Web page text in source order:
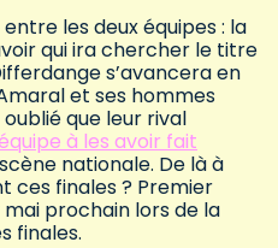
les deux équipes : la
qui ira chercher le titre
s’avancera en
et ses hommes
que leur rival
à les avoir fait
nationale. De là à
ces finales ? Premier
prochain lors de la
finales.